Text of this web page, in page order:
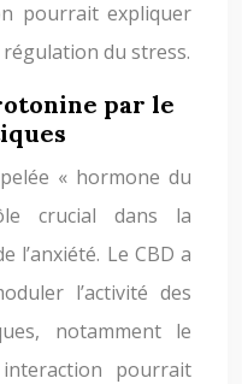
pourrait expliquer
du stress.
par le
« hormone du
crucial dans la
l’anxiété. Le CBD a
l’activité des
notamment le
pourrait